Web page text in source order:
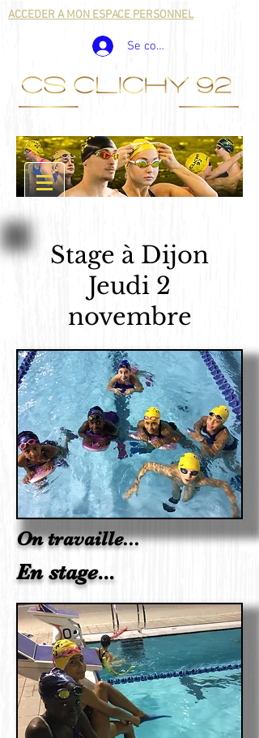
ACCEDER A MON ESPACE PERSONNEL
Se connecter
Stage à Dijon
Jeudi 2
novembre
On travaille...
En stage...